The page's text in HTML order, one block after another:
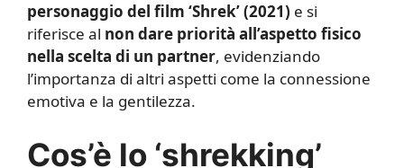
personaggio del film ‘Shrek’ (2021) e si
riferisce al non dare priorità all’aspetto fisico
nella scelta di un partner, evidenziando
l’importanza di altri aspetti come la connessione
emotiva e la gentilezza.
Cos’è lo ‘shrekking’